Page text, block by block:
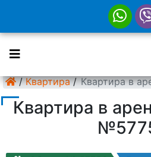
/ Квартира / Квартира в
Квартира в